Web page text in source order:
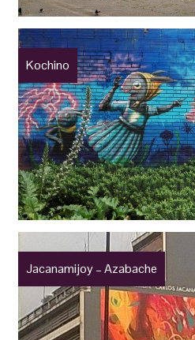
Kochino
Jacanamijoy – Azabache